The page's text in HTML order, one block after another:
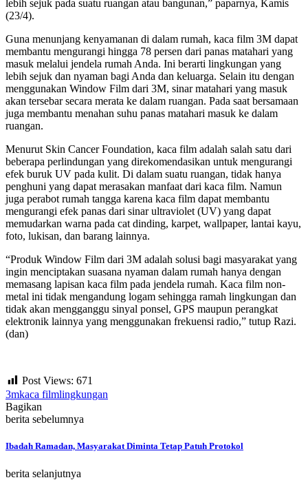
lebih sejuk pada suatu ruangan atau bangunan,” paparnya, Kamis
(23/4).
Guna menunjang kenyamanan di dalam rumah, kaca film 3M dapat
membantu mengurangi hingga 78 persen dari panas matahari yang
masuk melalui jendela rumah Anda. Ini berarti lingkungan yang
lebih sejuk dan nyaman bagi Anda dan keluarga. Selain itu dengan
menggunakan Window Film dari 3M, sinar matahari yang masuk
akan tersebar secara merata ke dalam ruangan. Pada saat bersamaan
juga membantu menahan suhu panas matahari masuk ke dalam
ruangan.
Menurut Skin Cancer Foundation, kaca film adalah salah satu dari
beberapa perlindungan yang direkomendasikan untuk mengurangi
efek buruk UV pada kulit. Di dalam suatu ruangan, tidak hanya
penghuni yang dapat merasakan manfaat dari kaca film. Namun
juga perabot rumah tangga karena kaca film dapat membantu
mengurangi efek panas dari sinar ultraviolet (UV) yang dapat
memudarkan warna pada cat dinding, karpet, wallpaper, lantai kayu,
foto, lukisan, dan barang lainnya.
“Produk Window Film dari 3M adalah solusi bagi masyarakat yang
ingin menciptakan suasana nyaman dalam rumah hanya dengan
memasang lapisan kaca film pada jendela rumah. Kaca film non-
metal ini tidak mengandung logam sehingga ramah lingkungan dan
tidak akan mengganggu sinyal ponsel, GPS maupun perangkat
elektronik lainnya yang menggunakan frekuensi radio,” tutup Razi.
(dan)
Post Views: 671
3mkaca filmlingkungan
Bagikan
berita sebelumnya
Ibadah Ramadan, Masyarakat Diminta Tetap Patuh Protokol
berita selanjutnya